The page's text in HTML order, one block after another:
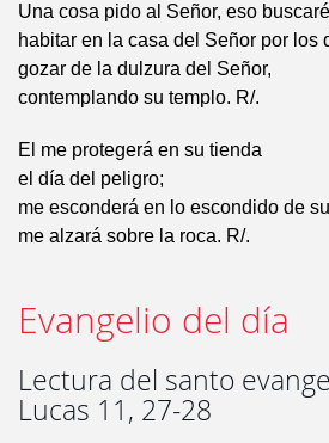
Una cosa pido al Señor, eso
habitar en la casa del Señor por los
gozar de la dulzura del Señor,
contemplando su templo. R/.
El me protegerá en su tienda
el día del peligro;
me esconderá en lo escondido de
me alzará sobre la roca. R/.
Evangelio del día
Lectura del santo
Lucas 11, 27-28